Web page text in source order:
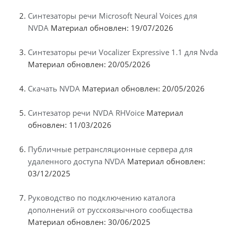
Синтезаторы речи Microsoft Neural Voices для
NVDA Материал обновлен: 19/07/2026
Синтезаторы речи Vocalizer Expressive 1.1 для Nvda
Материал обновлен: 20/05/2026
Скачать NVDA Материал обновлен: 20/05/2026
Синтезатор речи NVDA RHVoice Материал
обновлен: 11/03/2026
Публичные ретрансляционные сервера для
удаленного доступа NVDA Материал обновлен:
03/12/2025
Руководство по подключению каталога
дополнений от русскоязычного сообщества
Материал обновлен: 30/06/2025